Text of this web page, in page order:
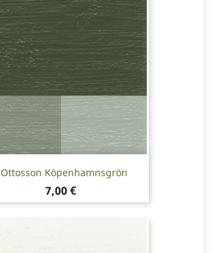
Ottosson Köpenhamnsgrön
Pris
7,00 €